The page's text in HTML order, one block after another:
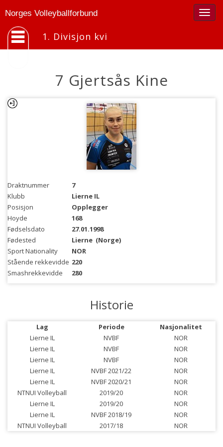
Norges Volleyballforbund
1. Divisjon kvi
7 Gjertsås Kine
Draktnummer
7
Klubb
Lierne IL
Posisjon
Opplegger
Hoyde
168
Fødselsdato
27.01.1998
Fødested
Lierne (Norge)
Sport Nationality
NOR
Stående rekkevidde 220
Smashrekkevidde
280
Historie
Lag Periode
Nasjonalitet
Lierne IL
NVBF
NOR
Lierne IL
NVBF
NOR
Lierne IL
NVBF
NOR
Lierne IL
NVBF 2021/22
NOR
Lierne IL
NVBF 2020/21
NOR
NTNUI Volleyball
2019/20
NOR
Lierne IL
2019/20
NOR
Lierne IL
NVBF 2018/19
NOR
NTNUI Volleyball
2017/18 NOR